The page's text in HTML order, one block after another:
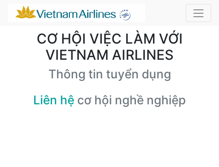
CƠ HỘI VIỆC LÀM VỚI
VIETNAM AIRLINES
Thông tin tuyển dụng
Liên hệ cơ hội nghề nghiệp